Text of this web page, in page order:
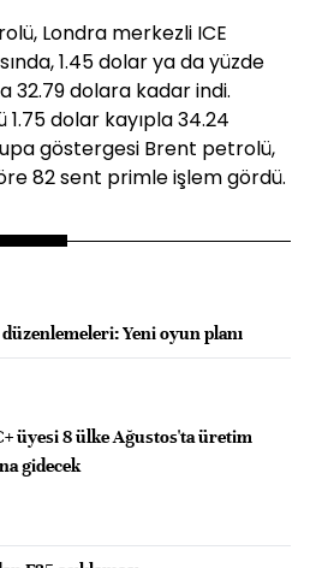
Londra merkezli ICE
1.45 dolar ya da yüzde
32.79 dolara kadar indi.
dolar kayıpla 34.24
göstergesi Brent petrolü,
82 sent primle işlem gördü.
Yeni oyun planı
üyesi 8 ülke Ağustos'ta üretim
gidecek